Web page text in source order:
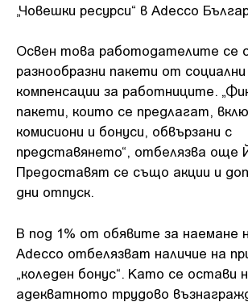
„Човешки ресурси“ в Adecco
Освен това работодателите се
разнообразни пакети от социални
компенсации за работниците.
пакети, които се предлагат,
комисиони и бонуси, обвързани с
представянето“, отбелязва още
Предоставят се също акции и
дни отпуск.
В под 1% от обявите за наемане
Adecco отбелязват наличие на
„коледен бонус“. Като се остави
адекватното трудово